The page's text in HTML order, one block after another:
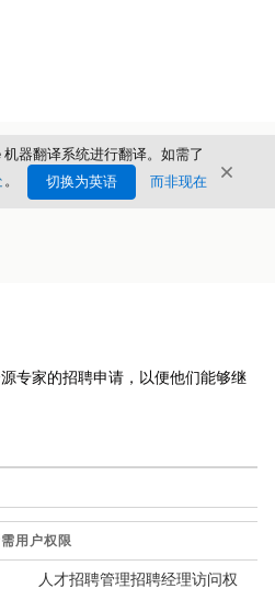
器翻译系统进行翻译。如需了
。 切换为英语 而非现在 关闭
专家的招聘申请，以便他们能够继
用户权限
人才招聘管理招聘经理访问权